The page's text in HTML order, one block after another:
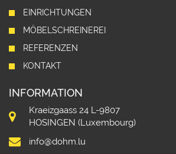
EINRICHTUNGEN
MÖBELSCHREINEREI
REFERENZEN
KONTAKT
INFORMATION
Kraeizgaass 24 L-9807
HOSINGEN (Luxembourg)
info@dohm.lu